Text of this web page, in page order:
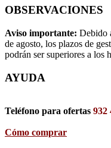
OBSERVACIONES
Aviso importante: Debido
de agosto, los plazos de
podrán ser superiores a los
AYUDA
Teléfono para ofertas 932
Cómo comprar